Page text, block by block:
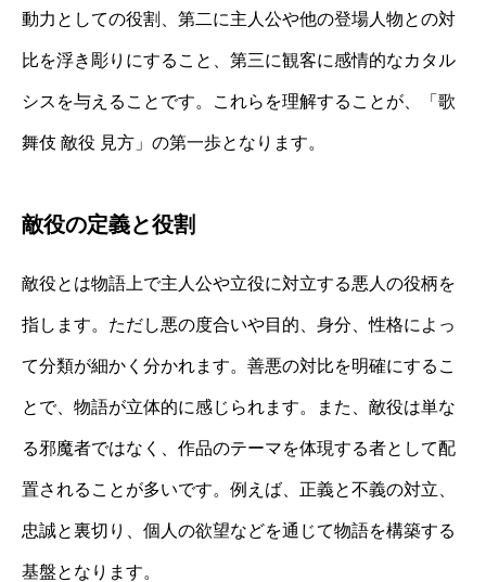
動力としての役割、第二に主人公や他の登場人物との対
比を浮き彫りにすること、第三に観客に感情的なカタル
シスを与えることです。これらを理解することが、「歌
舞伎 敵役 見方」の第一歩となります。
敵役の定義と役割
敵役とは物語上で主人公や立役に対立する悪人の役柄を
指します。ただし悪の度合いや目的、身分、性格によっ
て分類が細かく分かれます。善悪の対比を明確にするこ
とで、物語が立体的に感じられます。また、敵役は単な
る邪魔者ではなく、作品のテーマを体現する者として配
置されることが多いです。例えば、正義と不義の対立、
忠誠と裏切り、個人の欲望などを通じて物語を構築する
基盤となります。